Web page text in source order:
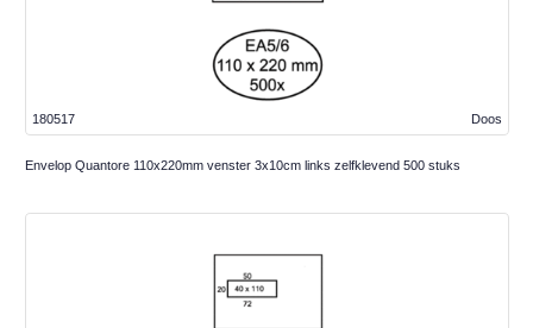
Doos
180517
Envelop Quantore 110x220mm venster 3x10cm links zelfklevend 500 stuks